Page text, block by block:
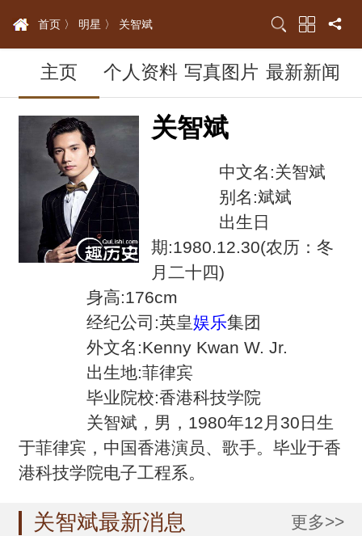
首页 〉 明星 〉 关智斌
主页 个人资料 写真图片 最新新闻
关智斌
中文名:关智斌
别名:斌斌
出生日
期:1980.12.30(农历：冬
月二十四)
身高:176cm
经纪公司:英皇娱乐集团
外文名:Kenny Kwan W. Jr.
出生地:菲律宾
毕业院校:香港科技学院
关智斌，男，1980年12月30日生
于菲律宾，中国香港演员、歌手。毕业于香
港科技学院电子工程系。
关智斌最新消息 更多>>